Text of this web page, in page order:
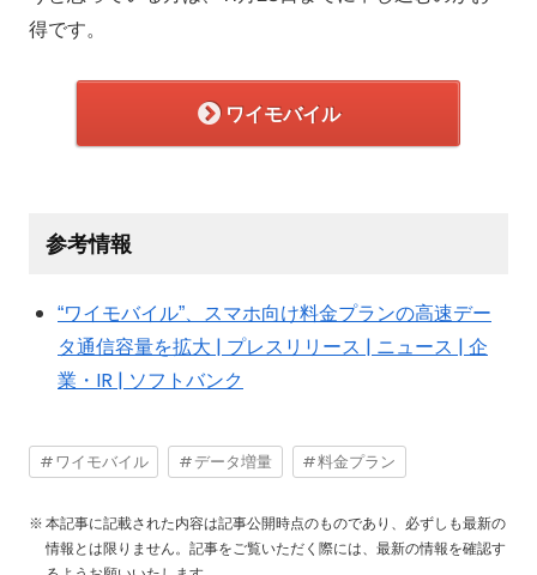
得です。
ワイモバイル
参考情報
“ワイモバイル”、スマホ向け料金プランの高速デー
タ通信容量を拡大 | プレスリリース | ニュース | 企
業・IR | ソフトバンク
ワイモバイル データ増量 料金プラン
本記事に記載された内容は記事公開時点のものであり、必ずしも最新の
情報とは限りません。記事をご覧いただく際には、最新の情報を確認す